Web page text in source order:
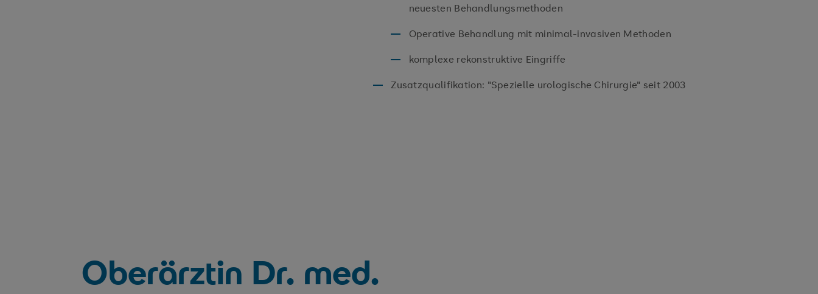
neuesten Behandlungsmethoden
Operative Behandlung mit minimal-invasiven Methoden
komplexe rekonstruktive Eingriffe
Zusatzqualifikation: "Spezielle urologische Chirurgie" seit 2003
Oberärztin Dr. med.